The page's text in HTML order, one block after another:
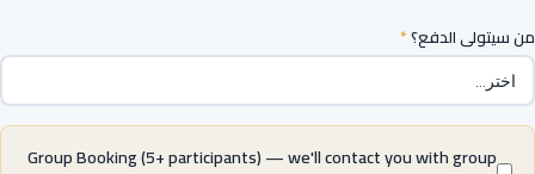
من سيتولى الدفع؟*
Group Booking (5+ participants) — we'll contact you with group